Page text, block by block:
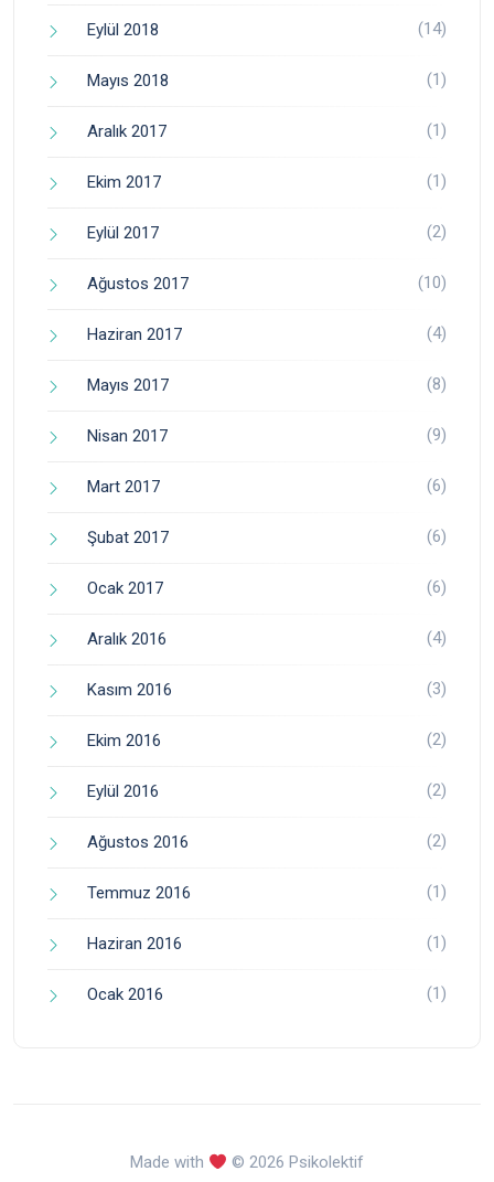
Eylül 2018 (14)
Mayıs 2018 (1)
Aralık 2017 (1)
Ekim 2017 (1)
Eylül 2017 (2)
Ağustos 2017 (10)
Haziran 2017 (4)
Mayıs 2017 (8)
Nisan 2017 (9)
Mart 2017 (6)
Şubat 2017 (6)
Ocak 2017 (6)
Aralık 2016 (4)
Kasım 2016 (3)
Ekim 2016 (2)
Eylül 2016 (2)
Ağustos 2016 (2)
Temmuz 2016 (1)
Haziran 2016 (1)
Ocak 2016 (1)
Made with © 2026 Psikolektif